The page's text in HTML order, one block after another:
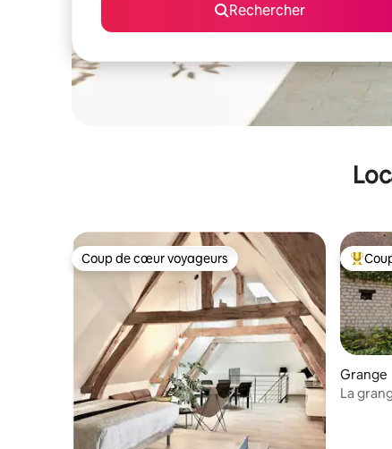
Rechercher
Coup de cœur voyageurs
Coup de cœur voyageurs
Grange
La